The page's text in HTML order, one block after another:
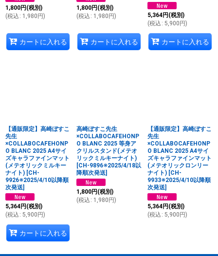
1,800円 (税別)
(税込 : 1,980 円)
カートに入れる
1,800円 (税別)
(税込 : 1,980 円)
カートに入れる
5,364円 (税別)
(税込 : 5,900 円)
カートに入れる
【通販限定】高崎ぼすこ
先生
×COLLABOCAFEHONP
O BLANC 2025 A4サイ
ズキャラファインマット
(メテオリックミルキー
ナイト) [CH-
9926※2025/4/10以降順
次発送]
5,364円 (税別)
(税込 : 5,900 円)
カートに入れる
高崎ぼすこ先生
×COLLABOCAFEHONP
O BLANC 2025 等身ア
クリルスタンド(メテオ
リックミルキーナイト)
[CH-9896※2025/4/18以
降順次発送]
1,800円 (税別)
(税込 : 1,980 円)
【通販限定】高崎ぼすこ
先生
×COLLABOCAFEHONP
O BLANC 2025 A4サイ
ズキャラファインマット
(メテオリックロンリー
ナイト) [CH-
9933※2025/4/10以降順
次発送]
5,364円 (税別)
(税込 : 5,900 円)